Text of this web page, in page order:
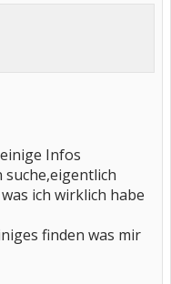
Infos
suche,eigentlich
ich wirklich habe
finden was mir